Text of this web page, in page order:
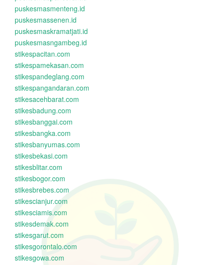
puskesmasmenteng.id
puskesmassenen.id
puskesmaskramatjati.id
puskesmasngambeg.id
stikespacitan.com
stikespamekasan.com
stikespandeglang.com
stikespangandaran.com
stikesacehbarat.com
stikesbadung.com
stikesbanggai.com
stikesbangka.com
stikesbanyumas.com
stikesbekasi.com
stikesblitar.com
stikesbogor.com
stikesbrebes.com
stikescianjur.com
stikesciamis.com
stikesdemak.com
stikesgarut.com
stikesgorontalo.com
stikesgowa.com